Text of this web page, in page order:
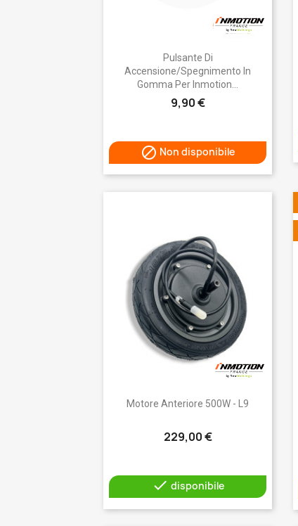
Anteprima
Pulsante Di
Accensione/spegnimento In
Gomma Per Inmotion...
9,90 €
 Non disponibile
Anteprima
Motore Anteriore 500W - L9
229,00 €
 disponibile